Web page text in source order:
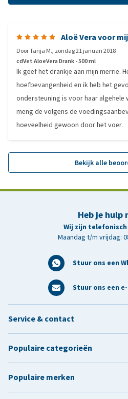
Aloë Vera voor
DoorTanja M., zondag 21 januari 2018
cdVet AloeVera Drank - 500 ml
Ik geef het drankje aan mijn merrie.
hoefbevangenheid en ik heb het
ondersteuning is voor haar
meng de volgens de
hoeveelheid gewoon door het voer.
Bekijk alle
Heb je hulp
Wij zijn
Maandag t/m vrijdag:
Stuur ons een
Stuur ons een
Service & contact
Populaire categorieën
Populaire merken